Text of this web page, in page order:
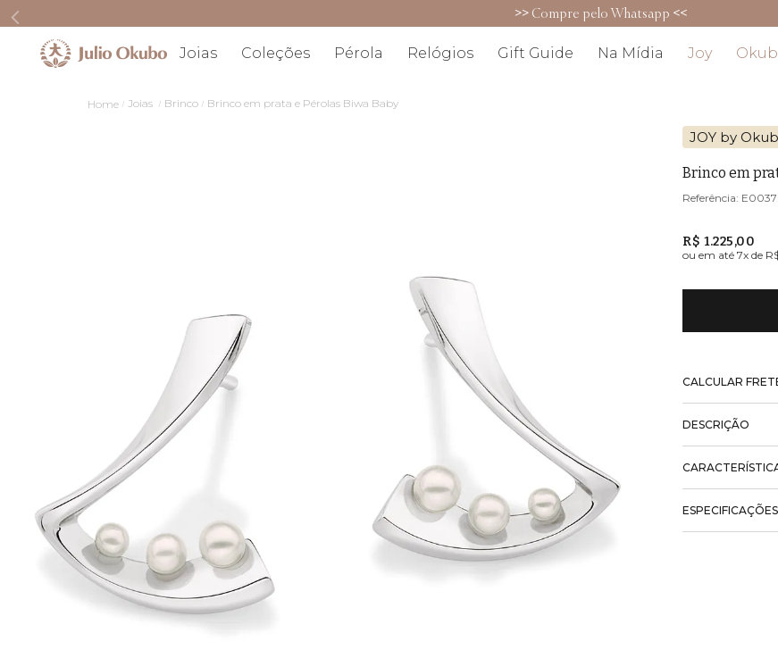
5% OFF no PIX (exceto para promoções)
Joias Coleções Pérola Relógios Gift Guide Na Mídia Joy
Joias Brinco Brinco em prata e Pérolas Biwa Baby
JOY by
Brinco em
R$ 1.225,00
ou em até7x de
CALCULAR
DESCRIÇÃO
ESPECIFICAÇÕES